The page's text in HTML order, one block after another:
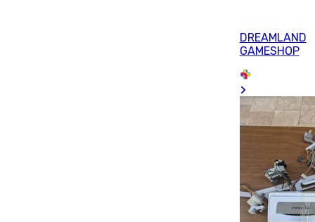
DREAMLAND
GAMESHOP